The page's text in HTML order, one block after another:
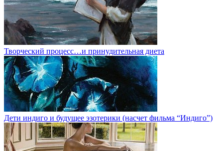
Творческий процесс…и принудительная диета
Дети индиго и будущее эзотерики (насчет фильма “Индиго”)